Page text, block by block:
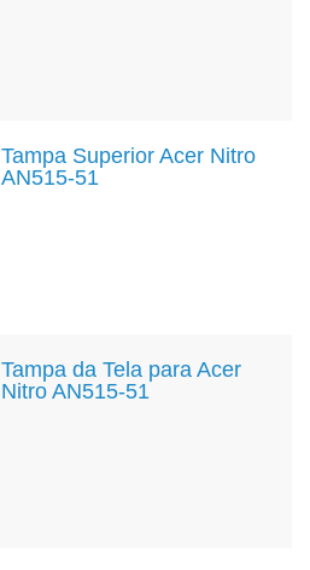
Tampa Superior Acer Nitro
AN515-51
Tampa da Tela para Acer
Nitro AN515-51